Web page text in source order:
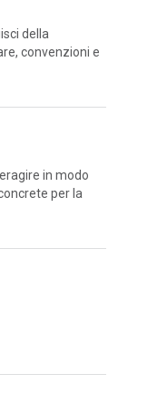
della
convenzioni e
in modo
per la